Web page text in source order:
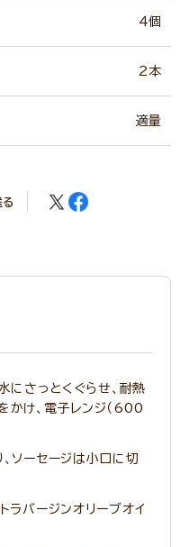
4個
2本
適量
にさっとくぐらせ、耐熱
かけ、電子レンジ（600
ソーセージは小口に切
ラバージンオリーブオイ